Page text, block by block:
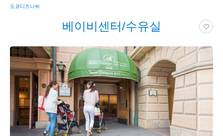
도쿄디즈니씨
베이비센터/수유실